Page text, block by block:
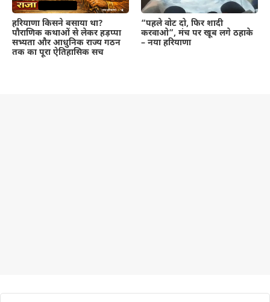
हरियाणा किसने बसाया था?
पौराणिक कथाओं से लेकर हड़प्पा
सभ्यता और आधुनिक राज्य गठन
तक का पूरा ऐतिहासिक सच
“पहले वोट दो, फिर शादी
करवाओ”, मंच पर खूब लगे ठहाके
– नया हरियाणा